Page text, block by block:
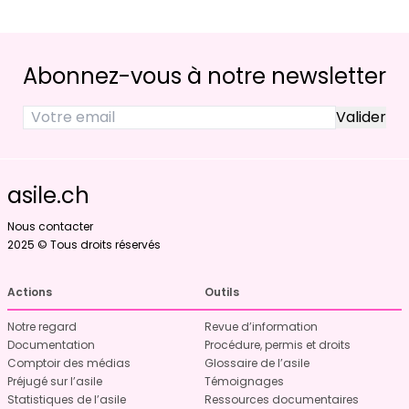
Abonnez-vous à notre newsletter
asile.ch
Nous contacter
2025 © Tous droits réservés
Actions
Notre regard
Documentation
Comptoir des médias
Préjugé sur l’asile
Statistiques de l’asile
Outils
Revue d’information
Procédure, permis et droits
Glossaire de l’asile
Témoignages
Ressources documentaires